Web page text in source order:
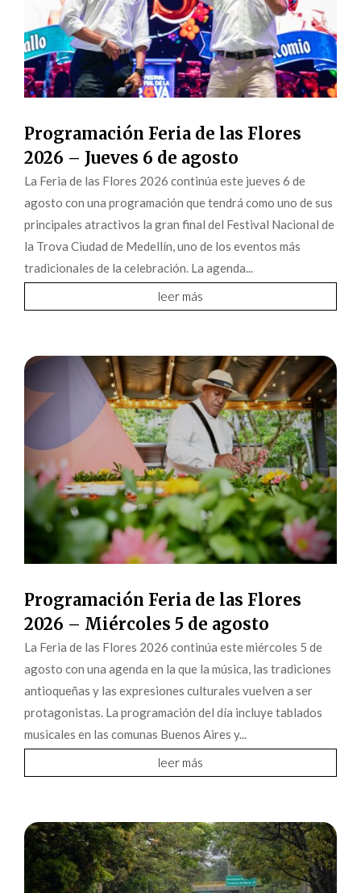
Programación Feria de las Flores
2026 – Jueves 6 de agosto
La Feria de las Flores 2026 continúa este jueves 6 de
agosto con una programación que tendrá como uno de sus
principales atractivos la gran final del Festival Nacional de
la Trova Ciudad de Medellín, uno de los eventos más
tradicionales de la celebración. La agenda...
leer más
Programación Feria de las Flores
2026 – Miércoles 5 de agosto
La Feria de las Flores 2026 continúa este miércoles 5 de
agosto con una agenda en la que la música, las tradiciones
antioqueñas y las expresiones culturales vuelven a ser
protagonistas. La programación del día incluye tablados
musicales en las comunas Buenos Aires y...
leer más